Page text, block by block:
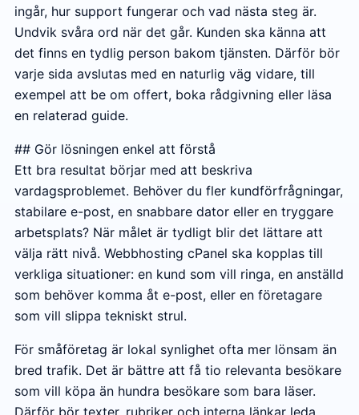
ingår, hur support fungerar och vad nästa steg är.
Undvik svåra ord när det går. Kunden ska känna att
det finns en tydlig person bakom tjänsten. Därför bör
varje sida avslutas med en naturlig väg vidare, till
exempel att be om offert, boka rådgivning eller läsa
en relaterad guide.
## Gör lösningen enkel att förstå
Ett bra resultat börjar med att beskriva
vardagsproblemet. Behöver du fler kundförfrågningar,
stabilare e-post, en snabbare dator eller en tryggare
arbetsplats? När målet är tydligt blir det lättare att
välja rätt nivå. Webbhosting cPanel ska kopplas till
verkliga situationer: en kund som vill ringa, en anställd
som behöver komma åt e-post, eller en företagare
som vill slippa tekniskt strul.
För småföretag är lokal synlighet ofta mer lönsam än
bred trafik. Det är bättre att få tio relevanta besökare
som vill köpa än hundra besökare som bara läser.